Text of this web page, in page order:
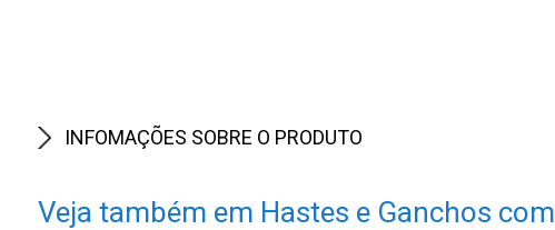
INFOMAÇÕES SOBRE O PRODUTO
Veja também em Hastes e Ganchos com